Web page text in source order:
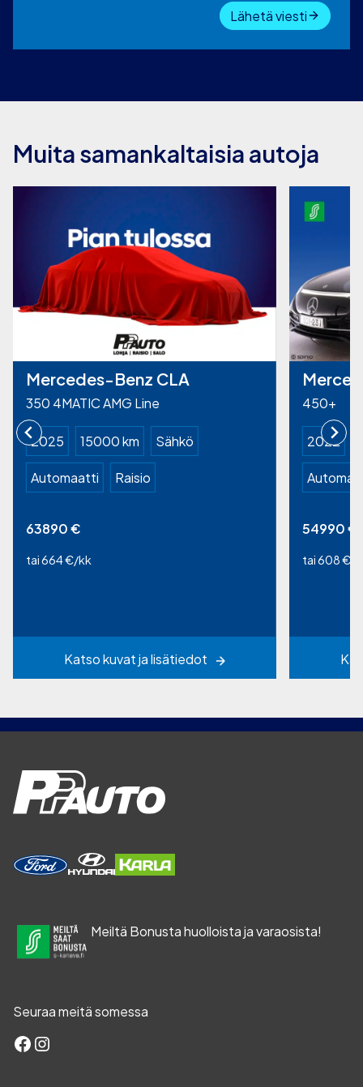
Lähetä viesti
Muita samankaltaisia autoja
Mercedes-Benz CLA
350 4MATIC AMG Line
2025 15000 km Sähkö
Automaatti Raisio
63890€
tai 664 €/kk
Katso kuvat ja lisätiedot
450+
2022
54990€
tai 608 €/
Meiltä Bonusta huolloista ja varaosista!
Seuraa meitä somessa
Facebook
Instagram